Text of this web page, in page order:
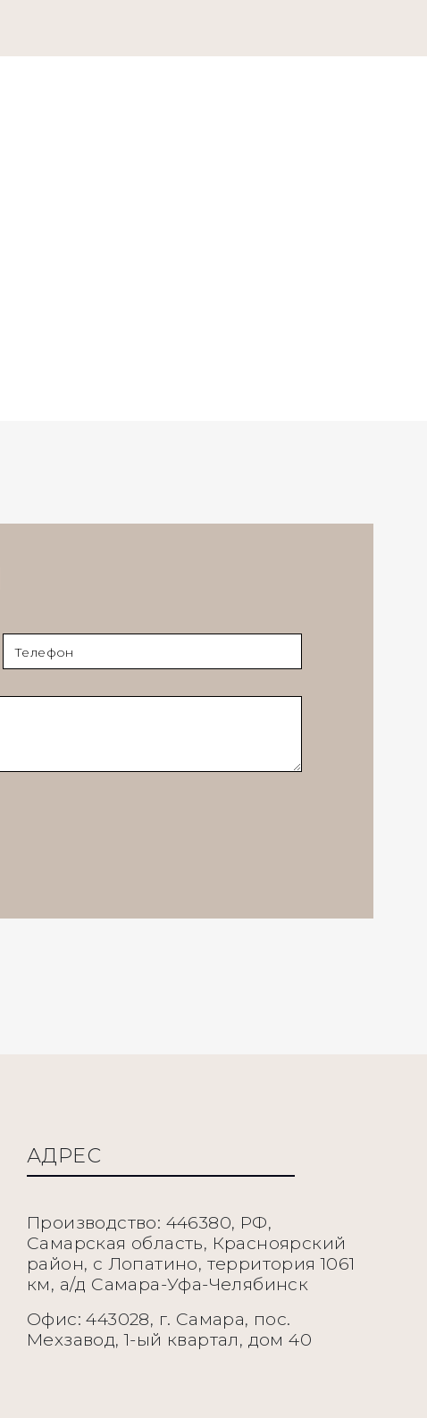
АДРЕС
Производство: 446380, РФ,
Самарская область, Красноярский
район, с Лопатино, территория 1061
км, а/д Самара-Уфа-Челябинск
Офис: 443028, г. Самара, пос.
Мехзавод, 1-ый квартал, дом 40